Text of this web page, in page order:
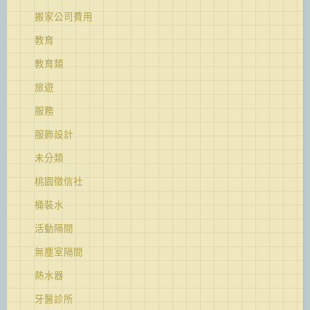
搬家公司費用
教育
教育類
旅遊
服務
服飾設計
未分類
桃園徵信社
桶裝水
活動隔間
無塵室隔間
熱水器
牙醫診所